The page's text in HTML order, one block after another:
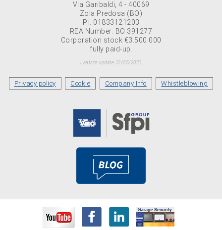
Via Garibaldi, 4 - 40069
Zola Predosa (BO)
P.I. 01833121203
REA Number: BO 391277
Corporation stock €3.500.000
fully paid-up.
Laatste update 12/05/2023
Privacy policy Cookie Company Info Whistleblowing